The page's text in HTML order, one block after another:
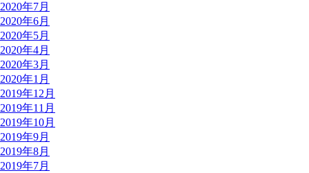
2020年7月
2020年6月
2020年5月
2020年4月
2020年3月
2020年1月
2019年12月
2019年11月
2019年10月
2019年9月
2019年8月
2019年7月